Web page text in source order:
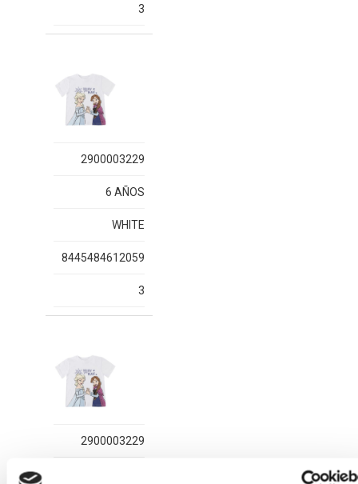
3
2900003229
6 AÑOS
WHITE
8445484612059
3
2900003229